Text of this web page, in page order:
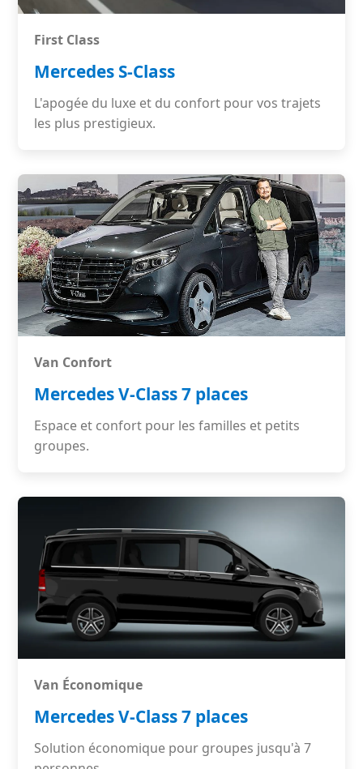
First Class
Mercedes S-Class
L'apogée du luxe et du confort pour vos trajets
les plus prestigieux.
Van Confort
Mercedes V-Class 7 places
Espace et confort pour les familles et petits
groupes.
Van Économique
Mercedes V-Class 7 places
Solution économique pour groupes jusqu'à 7